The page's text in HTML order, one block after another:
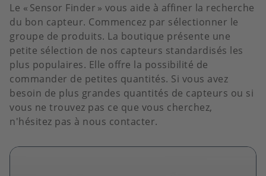
Le « Sensor Finder » vous aide à affiner la recherche
du bon capteur. Commencez par sélectionner le
groupe de produits. La boutique présente une
petite sélection de nos capteurs standardisés les
plus populaires. Elle offre la possibilité de
commander de petites quantités. Si vous avez
besoin de plus grandes quantités de capteurs ou si
vous ne trouvez pas ce que vous cherchez,
n'hésitez pas à nous contacter.